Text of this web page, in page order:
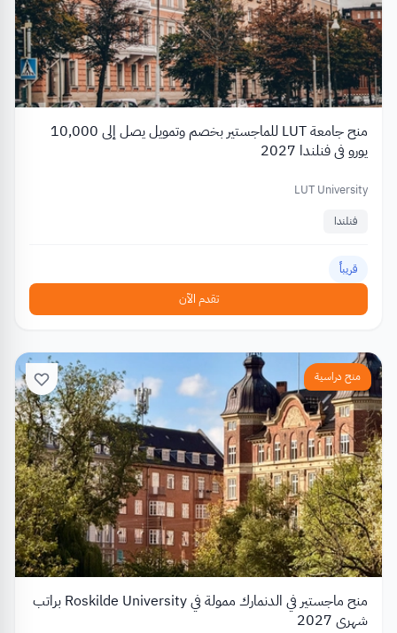
منح جامعة LUT للماجستير بخصم وتمويل يصل إلى 10,000
يورو في فنلندا 2027
LUT University
فنلندا
قريباً
تقدم الآن
منح دراسية
منح ماجستير في الدنمارك ممولة في Roskilde University براتب
شهري 2027